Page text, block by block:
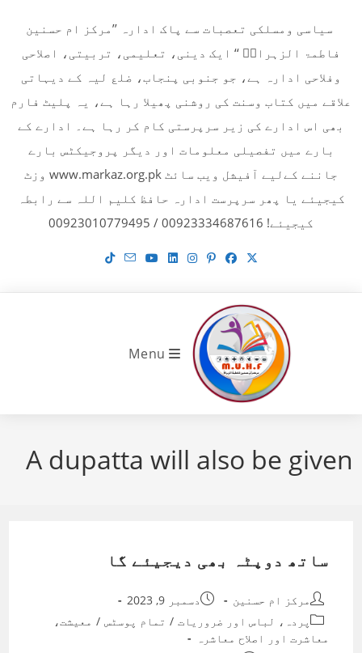
content
سیاسی ومسلکی تعصبات سے پاک ادارہ ’’مرکز ام حسنین
فاطمۃ الزہراءؓ ‘‘ ایک دینی، تعلیمی، تربیتی، اصلاحی
وفلاحی ادارہ ہے، جو جنوبی پنجاب، ضلع لیہ کے دیہاتی
علاقے میں کتاب وسنت کی روشنی پھیلا رہا ہے، یہ پلیٹ فارم
بھی اس ادارے کی زیر سرپرستی کام کر رہا ہے۔ ادارے کے
بارے میں تفصیلی معلومات اور دیگر پروجیکٹس بارے
جاننے کےلیے آفیشل ویب سائٹ www.markaz.org.pk وزٹ
کیجیئے یا پھر سرپرست ادارہ حافظ کلیم اللہ سے رابطہ
کیجیئے! 00923334687616 / 00923010779495
Menu
A dupatta will also be given
ساتھ دوپٹہ بھی دیجیئے گا
Post
author:
مرکز ام حسنین
Post
published:
دسمبر 9, 2023
Post
category:
پردہ، لباس اور ضروریات / تمام پوسٹس / معیشت،
معاشرت اور اصلاح معاشرہ